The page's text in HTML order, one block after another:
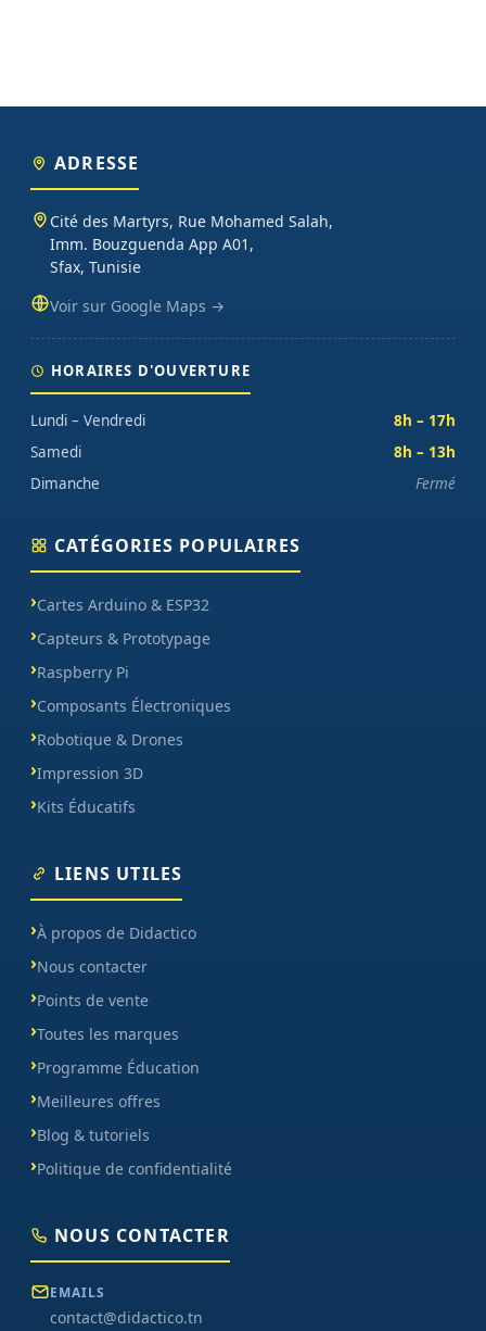
ADRESSE
Cité des Martyrs, Rue Mohamed Salah,
Imm. Bouzguenda App A01,
Sfax, Tunisie
Voir sur Google Maps →
HORAIRES D'OUVERTURE
Lundi – Vendredi
8h – 17h
Samedi
8h – 13h
Dimanche
Fermé
CATÉGORIES POPULAIRES
Cartes Arduino & ESP32
Capteurs & Prototypage
Raspberry Pi
Composants Électroniques
Robotique & Drones
Impression 3D
Kits Éducatifs
LIENS UTILES
À propos de Didactico
Nous contacter
Points de vente
Toutes les marques
Programme Éducation
Meilleures offres
Blog & tutoriels
Politique de confidentialité
NOUS CONTACTER
EMAILS
contact@didactico.tn